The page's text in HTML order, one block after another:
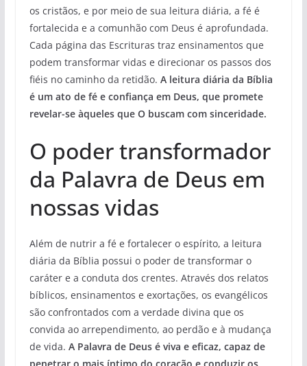
os cristãos, e por meio de sua leitura diária, a fé é
fortalecida e a comunhão com Deus é aprofundada.
Cada página das Escrituras traz ensinamentos que
podem transformar vidas e direcionar os passos dos
fiéis no caminho da retidão. A leitura diária da Bíblia
é um ato de fé e confiança em Deus, que promete
revelar-se àqueles que O buscam com sinceridade.
O poder transformador
da Palavra de Deus em
nossas vidas
Além de nutrir a fé e fortalecer o espírito, a leitura
diária da Bíblia possui o poder de transformar o
caráter e a conduta dos crentes. Através dos relatos
bíblicos, ensinamentos e exortações, os evangélicos
são confrontados com a verdade divina que os
convida ao arrependimento, ao perdão e à mudança
de vida. A Palavra de Deusé viva e eficaz, capaz de